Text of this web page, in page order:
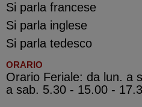
Si parla francese
Si parla inglese
Si parla tedesco
ORARIO
Orario Feriale: da lun. a
a sab. 5.30 - 15.00 -